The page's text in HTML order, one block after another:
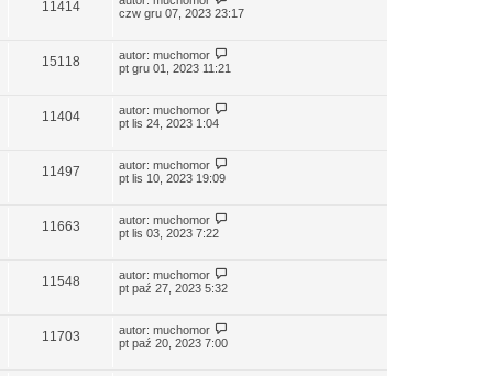
11414
czw gru 07, 2023 23:17
15118 autor: muchomor
pt gru 01, 2023 11:21
11404 autor: muchomor
pt lis 24, 2023 1:04
11497 autor: muchomor
pt lis 10, 2023 19:09
11663 autor: muchomor
pt lis 03, 2023 7:22
11548 autor: muchomor
pt paź 27, 2023 5:32
11703 autor: muchomor
pt paź 20, 2023 7:00